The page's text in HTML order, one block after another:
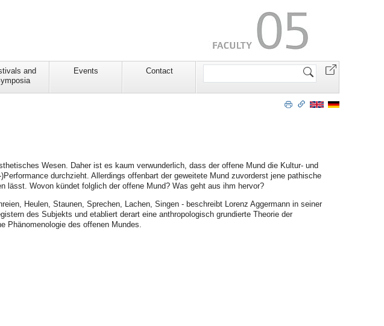
and
Events Contact
Search
Wesen. Daher ist es kaum verwunderlich, dass der offene Mund die Kultur- und
durchzieht. Allerdings offenbart der geweitete Mund zuvorderst jene pathische
lässt. Wovon kündet folglich der offene Mund? Was geht aus ihm hervor?
Heulen, Staunen, Sprechen, Lachen, Singen - beschreibt Lorenz Aggermann in seiner
des Subjekts und etabliert derart eine anthropologisch grundierte Theorie der
Phänomenologie des offenen Mundes.